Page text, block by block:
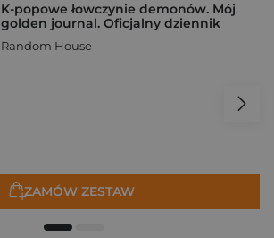
K-popowe łowczynie demonów. Mój
golden journal. Oficjalny dziennik
Random House
ZAMÓW ZESTAW